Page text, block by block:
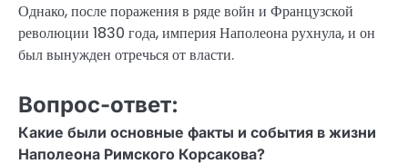
Однако, после поражения в ряде войн и Французской
революции 1830 года, империя Наполеона рухнула, и он
был вынужден отречься от власти.
Вопрос-ответ:
Какие были основные факты и события в жизни
Наполеона Римского Корсакова?